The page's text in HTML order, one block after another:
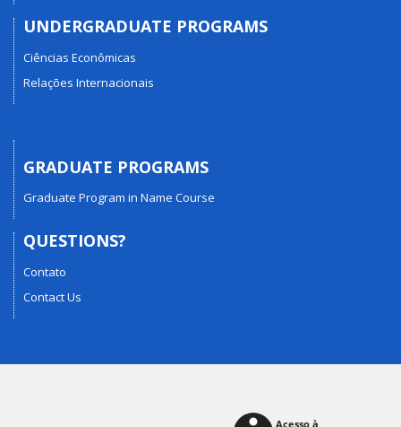
UNDERGRADUATE PROGRAMS
Ciências Econômicas
Relações Internacionais
GRADUATE PROGRAMS
Graduate Program in Name Course
QUESTIONS?
Contato
Contact Us